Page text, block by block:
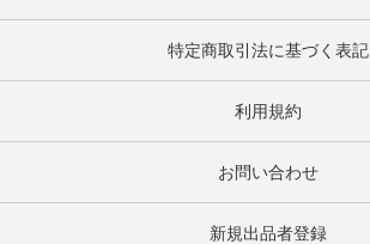
特定商取引法に基づく表記
利用規約
お問い合わせ
新規出品者登録